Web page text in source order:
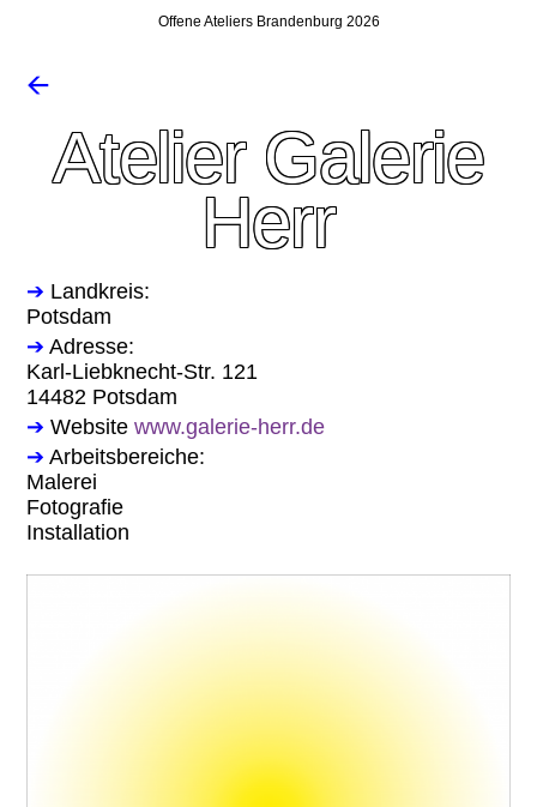
Offene Ateliers Brandenburg 2026
🡨
Atelier Galerie
Herr
➔ Landkreis:
Potsdam
➔ Adresse:
Karl-Liebknecht-Str. 121
14482 Potsdam
➔ Websitewww.galerie-herr.de
➔ Arbeitsbereiche:
Malerei
Fotografie
Installation